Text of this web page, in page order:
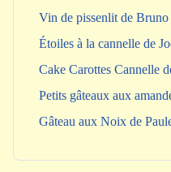
Vin de pissenlit de Bruno
Étoiles à la cannelle de
Cake Carottes Cannelle
Petits gâteaux aux
Gâteau aux Noix de